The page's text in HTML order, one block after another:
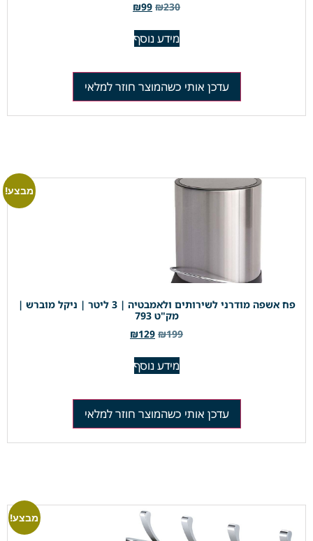
₪230
₪99
מידע נוסף
עדכן אותי כשהמוצר חוזר למלאי
מבצע!
פח אשפה מודרני לשירותים ולאמבטיה | 3 ליטר | ניקל מוברש |
מק"ט 793
₪199
₪129
מידע נוסף
עדכן אותי כשהמוצר חוזר למלאי
מבצע!